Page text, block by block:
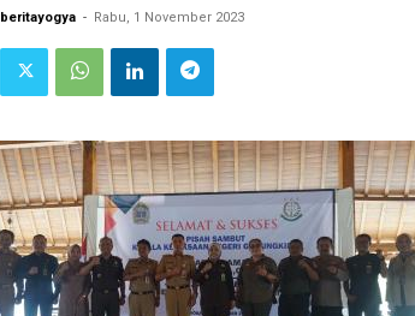
beritayogya - Rabu, 1 November 2023